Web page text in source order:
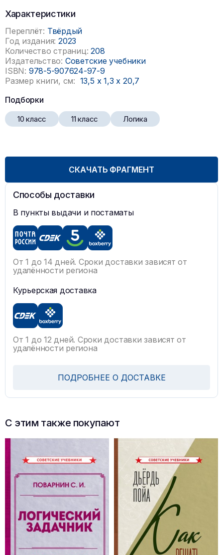
Характеристики
Переплёт: Твёрдый
Год издания: 2023
Количество страниц: 208
Издательство: Советские учебники
ISBN: 978-5-907624-97-9
Размер книги, см: 13,5 x 1,3 x 20,7
Подборки
10 класс 11 класс Логика
СКАЧАТЬ ФРАГМЕНТ
Способы доставки
В пункты выдачи и постаматы
От 1 до 14 дней. Сроки доставки зависят от
удалённости региона
Курьерская доставка
От 1 до 12 дней. Сроки доставки зависят от
удалённости региона
ПОДРОБНЕЕ О ДОСТАВКЕ
С этим также покупают